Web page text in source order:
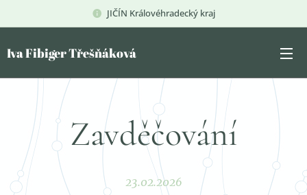
JIČÍN Královéhradecký kraj
Iva Fibiger Třešňáková
Zavděčování
23.02.2026